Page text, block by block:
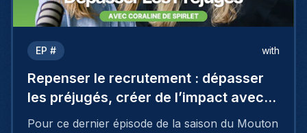
EP # with
Repenser le recrutement : dépasser
les préjugés, créer de l’impact avec
Coraline De Spirlet
Pour ce dernier épisode de la saison du Mouton